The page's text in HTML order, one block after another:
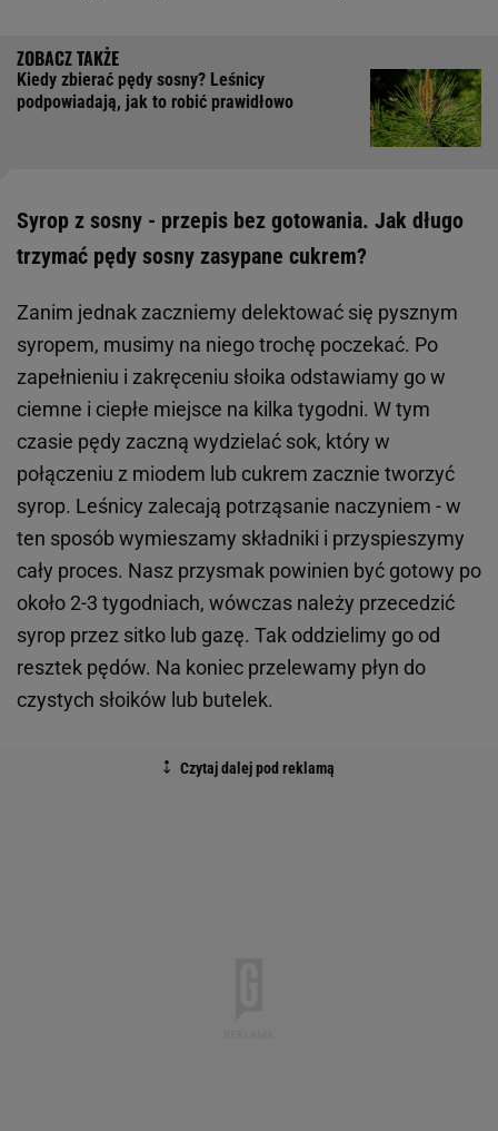
Kiedy zbierać pędy sosny? Leśnicy
podpowiadają, jak to robić prawidłowo
Syrop z sosny - przepis bez gotowania. Jak długo
trzymać pędy sosny zasypane cukrem?
Zanim jednak zaczniemy delektować się pysznym
syropem, musimy na niego trochę poczekać. Po
zapełnieniu i zakręceniu słoika odstawiamy go w
ciemne i ciepłe miejsce na kilka tygodni. W tym
czasie pędy zaczną wydzielać sok, który w
połączeniu z miodem lub cukrem zacznie tworzyć
syrop. Leśnicy zalecają potrząsanie naczyniem - w
ten sposób wymieszamy składniki i przyspieszymy
cały proces. Nasz przysmak powinien być gotowy po
około 2-3 tygodniach, wówczas należy przecedzić
syrop przez sitko lub gazę. Tak oddzielimy go od
resztek pędów. Na koniec przelewamy płyn do
czystych słoików lub butelek.